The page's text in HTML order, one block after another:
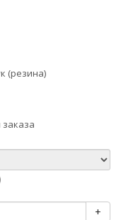
(резина)
+